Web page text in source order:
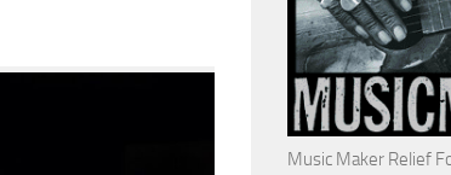
Music Maker Relief